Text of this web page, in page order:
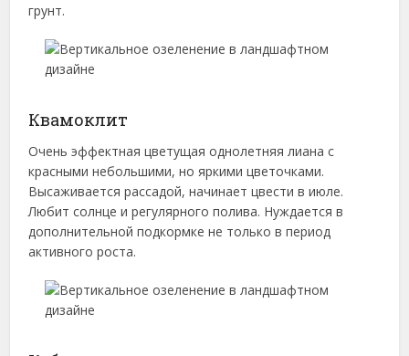
грунт.
Квамоклит
Очень эффектная цветущая однолетняя лиана с
красными небольшими, но яркими цветочками.
Высаживается рассадой, начинает цвести в июле.
Любит солнце и регулярного полива. Нуждается в
дополнительной подкормке не только в период
активного роста.